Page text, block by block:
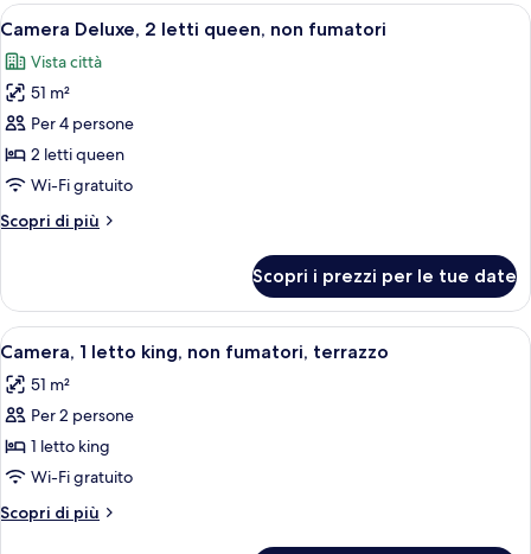
letto
Apri
tutte
le
foto
per
Camera
Deluxe,
letti
fumatori
Una camera d'albergo con un letto
4
Camera Deluxe, 2 letti queen, non fumatori
Vista città
51 m²
Per 4 persone
2 letti queen
Wi-Fi gratuito
Scopri di più
Altri
Deluxe,
letti
non
fumatori
Scopri i prezzi per le tue date
Apri
tutte
le
foto
per
Camera,
1
letto
Camera d'albergo con un letto
8
Camera, 1 letto king, non fumatori, terrazzo
51 m²
Per 2 persone
1 letto king
Wi-Fi gratuito
Scopri di più
Altri